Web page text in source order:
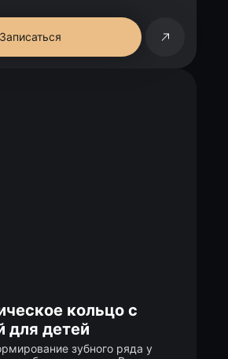
Записаться
кольцо с
для детей
зубного ряда у